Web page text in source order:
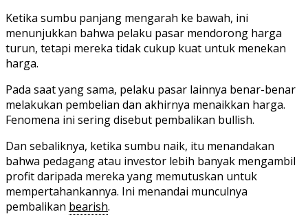
Ketika sumbu panjang mengarah ke bawah, ini
menunjukkan bahwa pelaku pasar mendorong harga
turun, tetapi mereka tidak cukup kuat untuk menekan
harga.
Pada saat yang sama, pelaku pasar lainnya benar-benar
melakukan pembelian dan akhirnya menaikkan harga.
Fenomena ini sering disebut pembalikan bullish.
Dan sebaliknya, ketika sumbu naik, itu menandakan
bahwa pedagang atau investor lebih banyak mengambil
profit daripada mereka yang memutuskan untuk
mempertahankannya. Ini menandai munculnya
pembalikan bearish.